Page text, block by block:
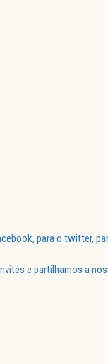
para o twitter,
e partilhamos a